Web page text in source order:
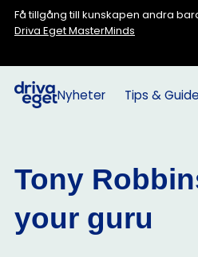
Få tillgång till kunskapen andra
Driva Eget MasterMinds
Nyheter Tips &
Tony
your guru